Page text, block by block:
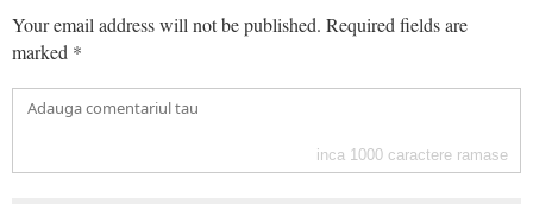
Your email address will not be published. Required fields are
marked *
inca 1000 caractere ramase